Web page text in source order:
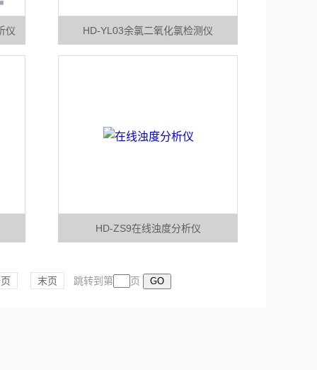
仪 HD-YL03余氯二氧化氯检测仪
HD-ZS9在线浊度分析仪
末页 跳转到第 页